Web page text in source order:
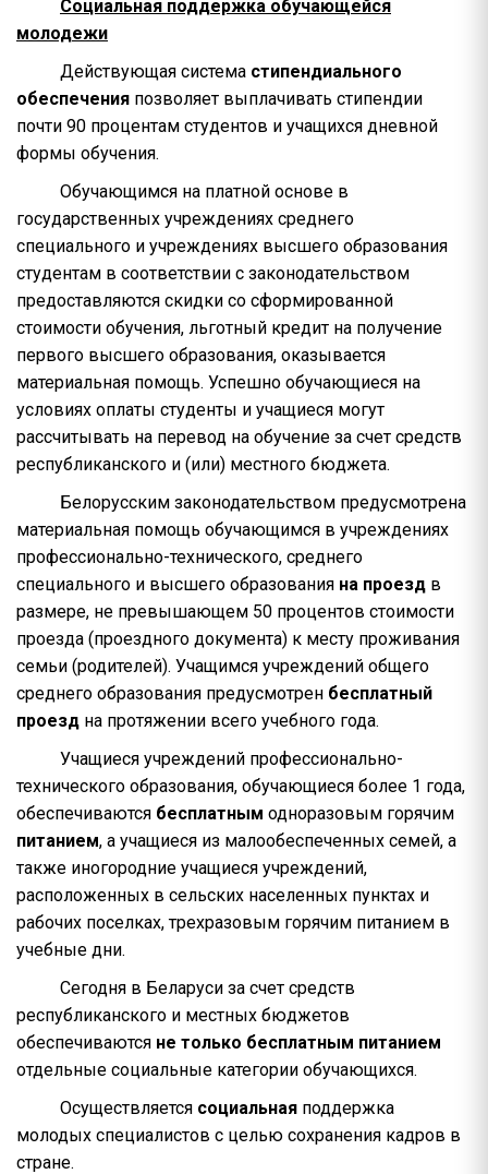
Социальная поддержка обучающейся
молодежи
Действующая система стипендиального
обеспечения позволяет выплачивать стипендии
почти 90 процентам студентов и учащихся дневной
формы обучения.
Обучающимся на платной основе в
государственных учреждениях среднего
специального и учреждениях высшего образования
студентам в соответствии с законодательством
предоставляются скидки со сформированной
стоимости обучения, льготный кредит на получение
первого высшего образования, оказывается
материальная помощь. Успешно обучающиеся на
условиях оплаты студенты и учащиеся могут
рассчитывать на перевод на обучение за счет средств
республиканского и (или) местного бюджета.
Белорусским законодательством предусмотрена
материальная помощь обучающимся в учреждениях
профессионально-технического, среднего
специального и высшего образования на проезд в
размере, не превышающем 50 процентов стоимости
проезда (проездного документа) к месту проживания
семьи (родителей). Учащимся учреждений общего
среднего образования предусмотрен бесплатный
проезд на протяжении всего учебного года.
Учащиеся учреждений профессионально-
технического образования, обучающиеся более 1 года,
обеспечиваются бесплатным одноразовым горячим
питанием, а учащиеся из малообеспеченных семей, а
также иногородние учащиеся учреждений,
расположенных в сельских населенных пунктах и
рабочих поселках, трехразовым горячим питанием в
учебные дни.
Сегодня в Беларуси за счет средств
республиканского и местных бюджетов
обеспечиваются не только бесплатным питанием
отдельные социальные категории обучающихся.
Осуществляется социальная поддержка
молодых специалистов с целью сохранения кадров в
стране.